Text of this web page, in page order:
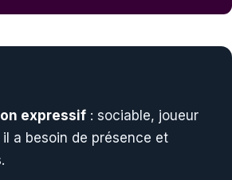
expressif : sociable, joueur
a besoin de présence et